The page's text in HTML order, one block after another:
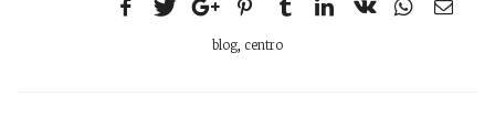
blog, centro